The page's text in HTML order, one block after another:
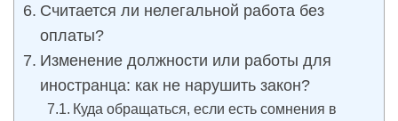
Считается ли нелегальной работа без
оплаты?
Изменение должности или работы для
иностранца: как не нарушить закон?
Куда обращаться, если есть сомнения в